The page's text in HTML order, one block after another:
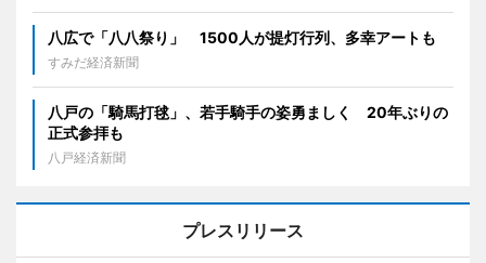
八広で「八八祭り」 1500人が提灯行列、多幸アートも
すみだ経済新聞
八戸の「騎馬打毬」、若手騎手の姿勇ましく 20年ぶりの
正式参拝も
八戸経済新聞
プレスリリース